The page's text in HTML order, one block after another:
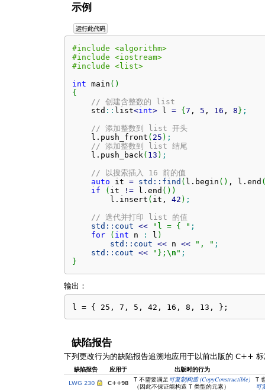
示例
运行此代码
#include <algorithm>
#include <iostream>
#include <list>
int main ( )
{
// 创建含整数的 list
    std
:: list<int> l = { 7 , 5 , 16 , 8 } ;
// 添加整数到 list 开头
    l.
push_front ( 25 ) ;
// 添加整数到 list 结尾
    l.
push_back ( 13 ) ;
// 以搜索插入 16 前的值
auto it = std:: find ( l. begin ( ) , l. end
if
( it ! = l. end ( ) )
        l.
insert ( it, 42 ) ;
// 迭代并打印 list 的值
std:: cout << "l = { " ;
for
( int n : l )
std:: cout << n << ", " ;
std:: cout << "}; \n " ;
}
输出：
l = { 25, 7, 5, 42, 16, 8, 13, };
缺陷报告
下列更改行为的缺陷报告追溯地应用于以前出版的 C++
缺陷报告 应用于
出版时的行为
LWG 230
C++98 T不需要满足 可复制构造 (CopyConstructible)
（因此不保证能构造 T类型的元素）
T
可